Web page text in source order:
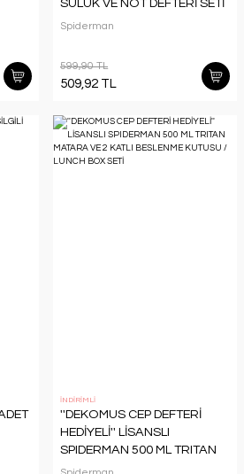
SULUK VE NOT DEFTERİ SETİ
Spiderman
599,90 TL
509,92 TL
İNDİRİMLİ
''DEKOMUS CEP DEFTERİ
HEDİYELİ'' LİSANSLI
SPIDERMAN 500 ML TRITAN
MATARA VE 2 KATLI